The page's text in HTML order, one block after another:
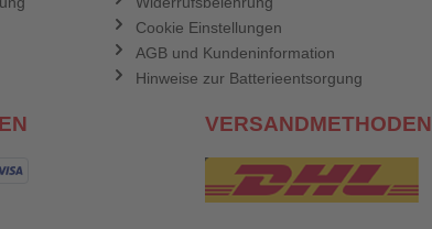
Cookie Einstellungen
AGB und Kundeninformation
Hinweise zur Batterieentsorgung
VERSANDMETHODEN